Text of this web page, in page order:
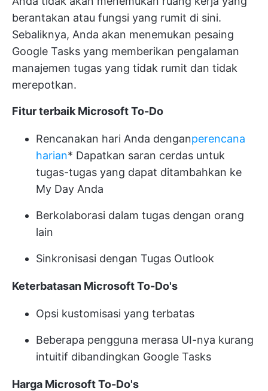
berantakan atau fungsi yang rumit di sini.
Sebaliknya, Anda akan menemukan pesaing
Google Tasks yang memberikan pengalaman
manajemen tugas yang tidak rumit dan tidak
merepotkan.
Fitur terbaik Microsoft To-Do
Rencanakan hari Anda denganperencana
harian* Dapatkan saran cerdas untuk
tugas-tugas yang dapat ditambahkan ke
My Day Anda
Berkolaborasi dalam tugas dengan orang
lain
Sinkronisasi dengan Tugas Outlook
Keterbatasan Microsoft To-Do's
Opsi kustomisasi yang terbatas
Beberapa pengguna merasa UI-nya kurang
intuitif dibandingkan Google Tasks
Harga Microsoft To-Do's